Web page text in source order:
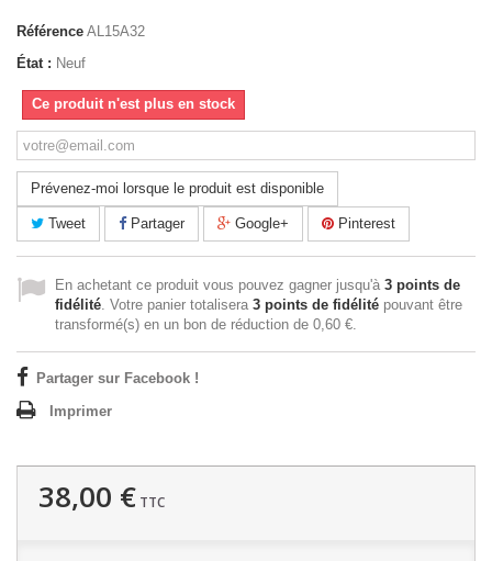
Référence AL15A32
État : Neuf
Ce produit n'est plus en stock
Prévenez-moi lorsque le produit est disponible
Tweet Partager Google+ Pinterest
En achetant ce produit vous pouvez gagner jusqu'à 3 points de
fidélité. Votre panier totalisera 3 points de fidélité pouvant être
transformé(s) en un bon de réduction de 0,60 €.
Partager sur Facebook !
Imprimer
38,00 € TTC